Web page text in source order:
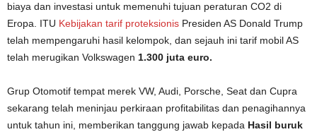
biaya dan investasi untuk memenuhi tujuan peraturan CO2 di
Eropa. ITU Kebijakan tarif proteksionis Presiden AS Donald Trump
telah mempengaruhi hasil kelompok, dan sejauh ini tarif mobil AS
telah merugikan Volkswagen 1.300 juta euro.
Grup Otomotif tempat merek VW, Audi, Porsche, Seat dan Cupra
sekarang telah meninjau perkiraan profitabilitas dan penagihannya
untuk tahun ini, memberikan tanggung jawab kepada Hasil buruk